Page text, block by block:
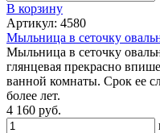
В корзину
Артикул: 4580
Мыльница в сеточку
Мыльница в сеточку
глянцевая прекрасно
ванной комнаты. Срок ее
более лет.
4 160 руб.